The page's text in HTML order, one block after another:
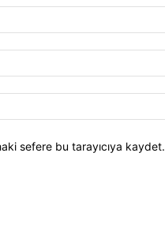
sefere bu tarayıcıya kaydet.